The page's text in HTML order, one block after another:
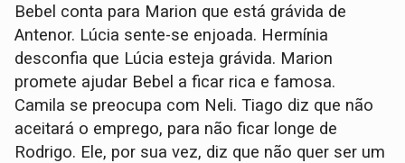
Bebel conta para Marion que está grávida de
Antenor. Lúcia sente-se enjoada. Hermínia
desconfia que Lúcia esteja grávida. Marion
promete ajudar Bebel a ficar rica e famosa.
Camila se preocupa com Neli. Tiago diz que não
aceitará o emprego, para não ficar longe de
Rodrigo. Ele, por sua vez, diz que não quer ser um